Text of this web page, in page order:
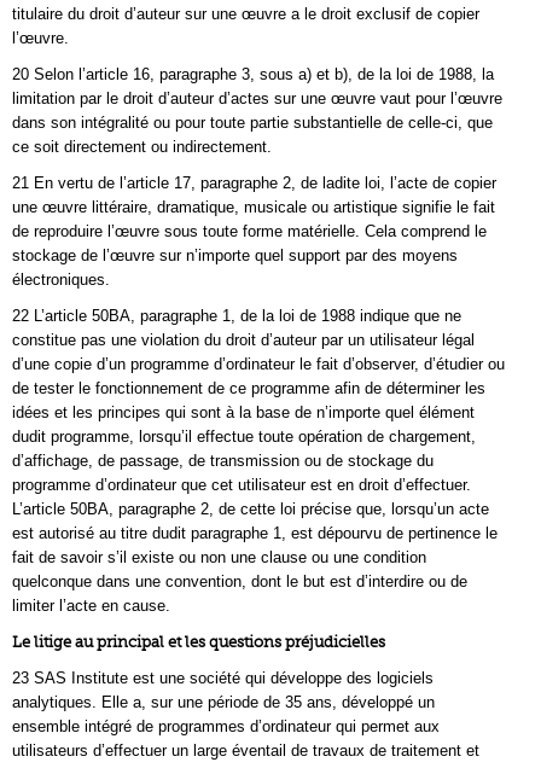
titulaire du droit d’auteur sur une œuvre a le droit exclusif de copier
l’œuvre.
20 Selon l’article 16, paragraphe 3, sous a) et b), de la loi de 1988, la
limitation par le droit d’auteur d’actes sur une œuvre vaut pour l’œuvre
dans son intégralité ou pour toute partie substantielle de celle-ci, que
ce soit directement ou indirectement.
21 En vertu de l’article 17, paragraphe 2, de ladite loi, l’acte de copier
une œuvre littéraire, dramatique, musicale ou artistique signifie le fait
de reproduire l’œuvre sous toute forme matérielle. Cela comprend le
stockage de l’œuvre sur n’importe quel support par des moyens
électroniques.
22 L’article 50BA, paragraphe 1, de la loi de 1988 indique que ne
constitue pas une violation du droit d’auteur par un utilisateur légal
d’une copie d’un programme d’ordinateur le fait d’observer, d’étudier ou
de tester le fonctionnement de ce programme afin de déterminer les
idées et les principes qui sont à la base de n’importe quel élément
dudit programme, lorsqu’il effectue toute opération de chargement,
d’affichage, de passage, de transmission ou de stockage du
programme d’ordinateur que cet utilisateur est en droit d’effectuer.
L’article 50BA, paragraphe 2, de cette loi précise que, lorsqu’un acte
est autorisé au titre dudit paragraphe 1, est dépourvu de pertinence le
fait de savoir s’il existe ou non une clause ou une condition
quelconque dans une convention, dont le but est d’interdire ou de
limiter l’acte en cause.
Le litige au principal et les questions préjudicielles
23 SAS Institute est une société qui développe des logiciels
analytiques. Elle a, sur une période de 35 ans, développé un
ensemble intégré de programmes d’ordinateur qui permet aux
utilisateurs d’effectuer un large éventail de travaux de traitement et